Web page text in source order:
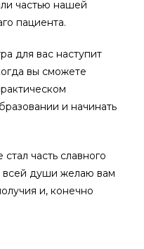
частью нашей
пациента.
для вас наступит
вы сможете
и начинать
часть славного
всей души желаю вам
и, конечно